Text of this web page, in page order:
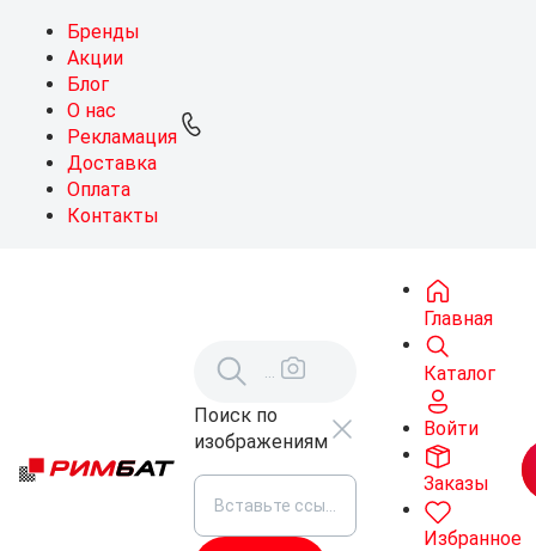
Бренды
Акции
Блог
О нас
Рекламация
Доставка
Оплата
Контакты
Поиск по
изображениям
Главная
Каталог
Войти
Заказы
Избранное